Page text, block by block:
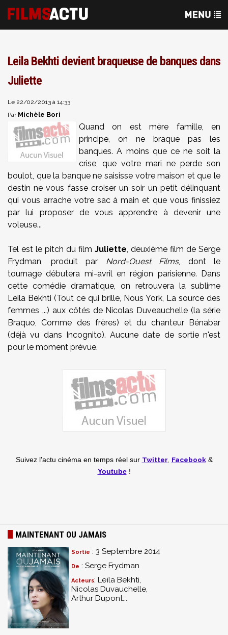
Leila Bekhti devient braqueuse de banques dans
Juliette
Le 22/02/2013 à 14:33
Par Michèle Bori
Quand on est mère famille, en
principe, on ne braque pas les
banques. A moins que ce ne soit la
crise, que votre mari ne perde son
boulot, que la banque ne saisisse votre maison et que le
destin ne vous fasse croiser un soir un petit délinquant
qui vous arrache votre sac à main et que vous finissiez
par lui proposer de vous apprendre à devenir une
voleuse...
Tel est le pitch du film Juliette, deuxième film de Serge
Frydman, produit par Nord-Ouest Films, dont le
tournage débutera mi-avril en région parisienne. Dans
cette comédie dramatique, on retrouvera la sublime
Leila Bekhti (Tout ce qui brille, Nous York, La source des
femmes ...) aux côtés de Nicolas Duveauchelle (la série
Braquo, Comme des frères) et du chanteur Bénabar
(déjà vu dans Incognito). Aucune date de sortie n'est
pour le moment prévue.
Suivez l'actu cinéma en temps réel sur Twitter Facebook&
Youtube!
MAINTENANT OU JAMAIS
Sortie : 3 Septembre 2014
De : Serge Frydman
Acteurs: Leïla Bekhti,
Nicolas Duvauchelle,
Arthur Dupont...